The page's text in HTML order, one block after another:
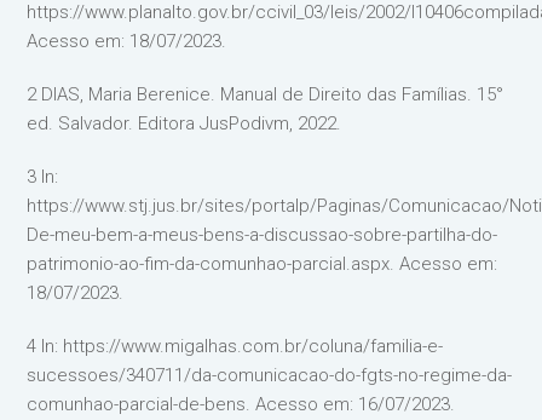
https://www.planalto.gov.br/ccivil_03/leis/2002/
Acesso em: 18/07/2023.
2 DIAS, Maria Berenice. Manual de Direito das Famílias. 15°
ed. Salvador. Editora JusPodivm, 2022.
3 In:
https://www.stj.jus.br/sites/portalp/Paginas/Comunicacao/
De-meu-bem-a-meus-bens-a-discussao-sobre-partilha-do-
patrimonio-ao-fim-da-comunhao-parcial.aspx. Acesso em:
18/07/2023.
4 In: https://www.migalhas.com.br/coluna/familia-e-
sucessoes/340711/da-comunicacao-do-fgts-no-regime-da-
comunhao-parcial-de-bens. Acesso em: 16/07/2023.